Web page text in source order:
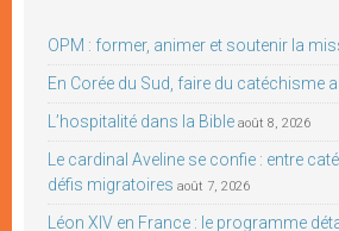
OPM : former, animer et soutenir la
En Corée du Sud, faire du catéchisme
L’hospitalité dans la Bible août 8, 2026
Le cardinal Aveline se confie : entre
défis migratoires août 7, 2026
Léon XIV en France : le programme